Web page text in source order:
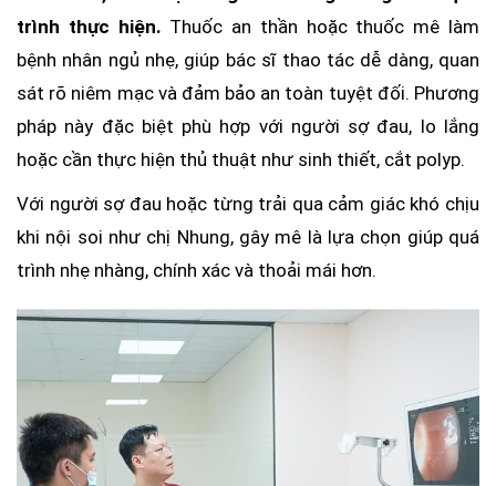
trình thực hiện. Thuốc an thần hoặc thuốc mê làm
bệnh nhân ngủ nhẹ, giúp bác sĩ thao tác dễ dàng, quan
sát rõ niêm mạc và đảm bảo an toàn tuyệt đối. Phương
pháp này đặc biệt phù hợp với người sợ đau, lo lắng
hoặc cần thực hiện thủ thuật như sinh thiết, cắt polyp.
Với người sợ đau hoặc từng trải qua cảm giác khó chịu
khi nội soi như chị Nhung, gây mê là lựa chọn giúp quá
trình nhẹ nhàng, chính xác và thoải mái hơn.